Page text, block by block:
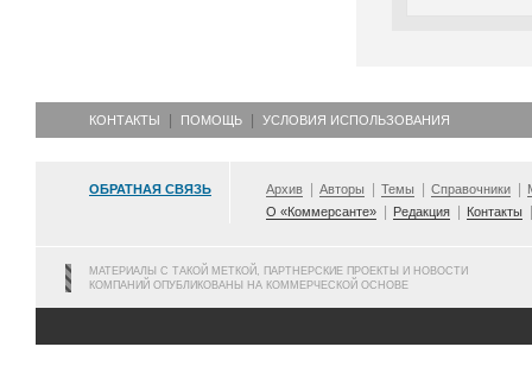
КОНТАКТЫ ПОМОЩЬ УСЛОВИЯ ИСПОЛЬЗОВАНИЯ
ОБРАТНАЯ СВЯЗЬ Архив Авторы Темы Справочники
О «Коммерсанте»
Редакция Контакты
МАТЕРИАЛЫ С ТАКОЙ МЕТКОЙ, ПАРТНЕРСКИЕ ПРОЕКТЫ И НОВОСТИ
КОМПАНИЙ ОПУБЛИКОВАНЫ НА КОММЕРЧЕСКОЙ ОСНОВЕ